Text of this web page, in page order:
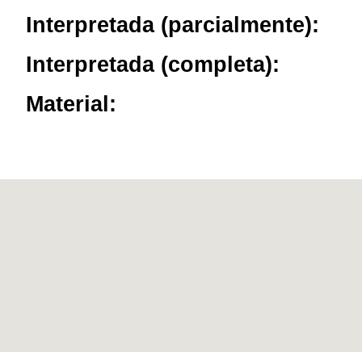
Interpretada (parcialmente):
Interpretada (completa):
Material: